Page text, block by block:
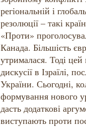
регіональній і
резолюції – такі
«Проти»
Канада. Більшість
утрималася. Тоді
дискусії в Ізраїлі,
України. Сьогодні,
формування нового
дасть додаткові
виступають проти